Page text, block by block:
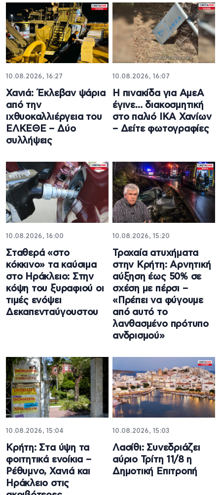
10.08.2026, 16:27
Χανιά: Έκλεβαν ψάρια
από την
ιχθυοκαλλιέργεια του
ΕΛΚΕΘΕ – Δύο
συλλήψεις
10.08.2026, 16:07
Η πινακίδα για ΑμεΑ
έγινε… διακοσμητική
στο παλιό ΙΚΑ Χανίων
– Δείτε φωτογραφίες
10.08.2026, 16:00
Σταθερά «στο
κόκκινο» τα καύσιμα
στο Ηράκλειο: Στην
κόψη του ξυραφιού οι
τιμές ενόψει
Δεκαπενταύγουστου
10.08.2026, 15:20
Τροχαία ατυχήματα
στην Κρήτη: Αρνητική
αύξηση έως 50% σε
σχέση με πέρσι –
«Πρέπει να φύγουμε
από αυτό το
λανθασμένο πρότυπο
ανδρισμού»
10.08.2026, 15:04
Κρήτη: Στα ύψη τα
φοιτητικά ενοίκια –
Ρέθυμνο, Χανιά και
Ηράκλειο στις
10.08.2026, 15:03
Λασίθι: Συνεδριάζει
αύριο Τρίτη 11/8 η
Δημοτική Επιτροπή